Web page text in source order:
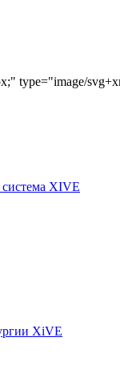
XIVE
XiVE